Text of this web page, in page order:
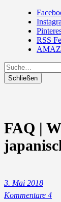
RSS
Suche
Schließen
FAQ |
3. Mai 2018
Kommentare 4